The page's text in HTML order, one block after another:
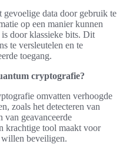
data door gebruik te
op een manier kunnen
door klassieke bits. Dit
te versleutelen en te
toegang.
cryptografie?
omvatten verhoogde
zoals het detecteren van
van geavanceerde
krachtige tool maakt voor
willen beveiligen.